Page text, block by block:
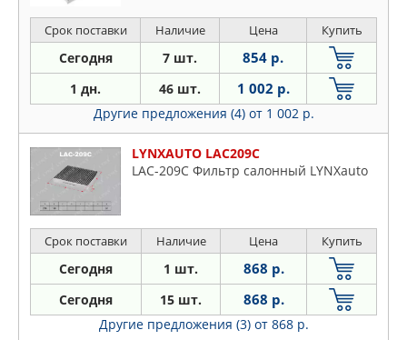
Срок поставки Наличие Цена Купить
Сегодня 7 шт. 854 р.
1 дн. 46 шт. 1 002 р.
Другие предложения (4) от 1 002 р.
LYNXAUTO LAC209C
LAC-209C Фильтр салонный LYNXauto
Срок поставки Наличие Цена Купить
Сегодня 1 шт. 868 р.
Сегодня 15 шт. 868 р.
Другие предложения (3) от 868 р.